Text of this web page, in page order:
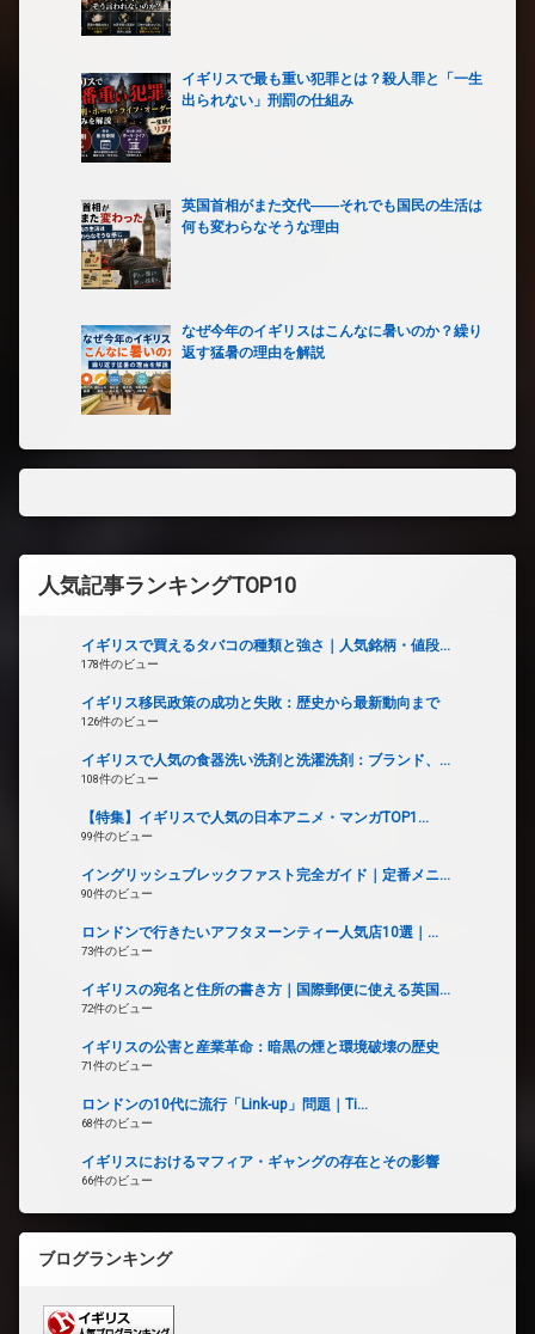
イギリスで最も重い犯罪とは？殺人罪と「一生
出られない」刑罰の仕組み
英国首相がまた交代――それでも国民の生活は
何も変わらなそうな理由
なぜ今年のイギリスはこんなに暑いのか？繰り
返す猛暑の理由を解説
人気記事ランキングTOP10
イギリスで買えるタバコの種類と強さ｜人気銘柄・値段...
178件のビュー
イギリス移民政策の成功と失敗：歴史から最新動向まで
126件のビュー
イギリスで人気の食器洗い洗剤と洗濯洗剤：ブランド、...
108件のビュー
【特集】イギリスで人気の日本アニメ・マンガTOP1...
99件のビュー
イングリッシュブレックファスト完全ガイド｜定番メニ...
90件のビュー
ロンドンで行きたいアフタヌーンティー人気店10選｜...
73件のビュー
イギリスの宛名と住所の書き方｜国際郵便に使える英国...
72件のビュー
イギリスの公害と産業革命：暗黒の煙と環境破壊の歴史
71件のビュー
ロンドンの10代に流行「Link-up」問題｜Ti...
68件のビュー
イギリスにおけるマフィア・ギャングの存在とその影響
66件のビュー
ブログランキング